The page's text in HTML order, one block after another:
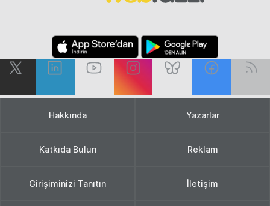
Hakkında Yazarlar
Katkıda Bulun Reklam
Girişiminizi Tanıtın İletişim